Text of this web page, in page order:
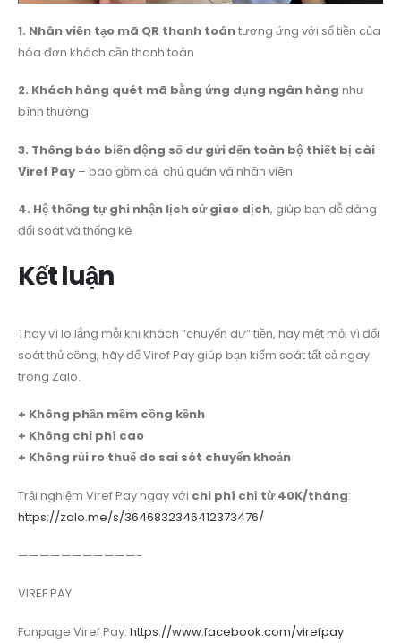
1. Nhân viên tạo mã QR thanh toántương ứng với số tiền của
hóa đơn khách cần thanh toán
2. Khách hàng quét mã bằng ứng dụng ngân hàng như
bình thường
3. Thông báo biến động số dư gửi đến toàn bộ thiết bị cài
Viref Pay – bao gồm cả chủ quán và nhân viên
4. Hệ thống tự ghi nhận lịch sử giao dịch, giúp bạn dễ dàng
đối soát và thống kê
Kết luận
Thay vì lo lắng mỗi khi khách “chuyển dư” tiền, hay mệt mỏi vì đối
soát thủ công, hãy để Viref Pay giúp bạn kiểm soát tất cả ngay
trong Zalo.
+ Không phần mềm cồng kềnh
+ Không chi phí cao
+ Không rủi ro thuế do sai sót chuyển khoản
Trải nghiệm Viref Pay ngay với chi phí chỉ từ 40K/tháng:
https://zalo.me/s/3646832346412373476/
———————————-
VIREF PAY
Fanpage Viref Pay: https://www.facebook.com/virefpay